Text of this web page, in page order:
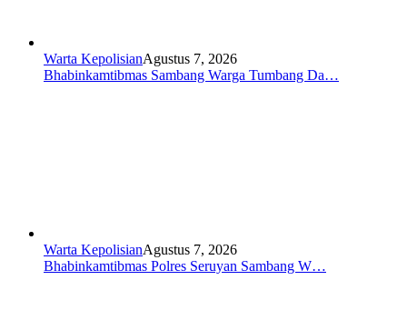
Warta KepolisianAgustus 7, 2026
Bhabinkamtibmas Sambang Warga Tumbang Da…
Warta KepolisianAgustus 7, 2026
Bhabinkamtibmas Polres Seruyan Sambang W…